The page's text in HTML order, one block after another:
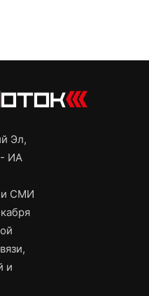
Эл,
- ИА
СМИ
и